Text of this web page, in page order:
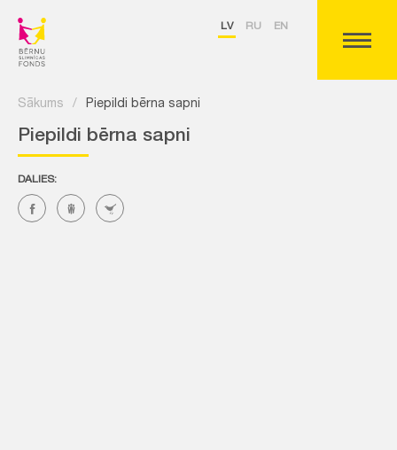
LV RU EN
Sākums / Piepildi bērna sapni
Piepildi bērna sapni
DALIES: